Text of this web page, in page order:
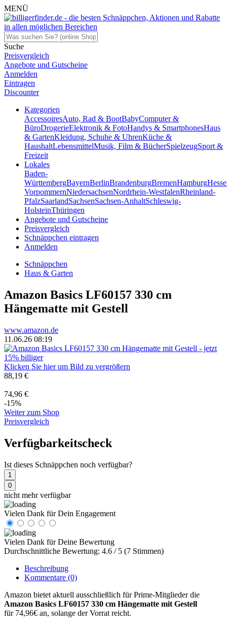
MENÜ
Suche
Preisvergleich
Angebote und Gutscheine
Anmelden
Eintragen
Discounter
Kategorien
AccessoiresAuto, Rad & BootBabyComputer &
BüroDrogerieElektronik & FotoHandys & SmartphonesHaus
& GartenKleidung, Schuhe & UhrenKüche &
HaushaltLebensmittelMusik, Film & BücherSpielzeugSport &
Freizeit
Lokales
Baden-
WürttembergBayernBerlinBrandenburgBremenHamburg
VorpommernNiedersachsenNordrhein-WestfalenRheinland-
PfalzSaarlandSachsenSachsen-AnhaltSchleswig-
HolsteinThüringen
Angebote und Gutscheine
Preisvergleich
Schnäppchen eintragen
Anmelden
Schnäppchen
Haus & Garten
Amazon Basics LF60157 330 cm
Hängematte mit Gestell
www.amazon.de
11.06.26 08:19
Klicken Sie hier um Bild zu vergrößern
88,19 €
74,96 €
-15%
Weiter zum Shop
Preisvergleich
Verfügbarkeitscheck
Ist dieses Schnäppchen noch verfügbar?
1
0
nicht mehr verfügbar
Vielen Dank für Dein Engagement
Vielen Dank für Deine Bewertung
Durchschnittliche Bewertung: 4.6 / 5 (7 Stimmen)
Beschreibung
Kommentare (0)
Amazon bietet aktuell ausschließlich für Prime-Mitglieder die
Amazon Basics LF60157 330 cm Hängematte mit Gestell
für 74,96€ an, solange der Vorrat reicht.